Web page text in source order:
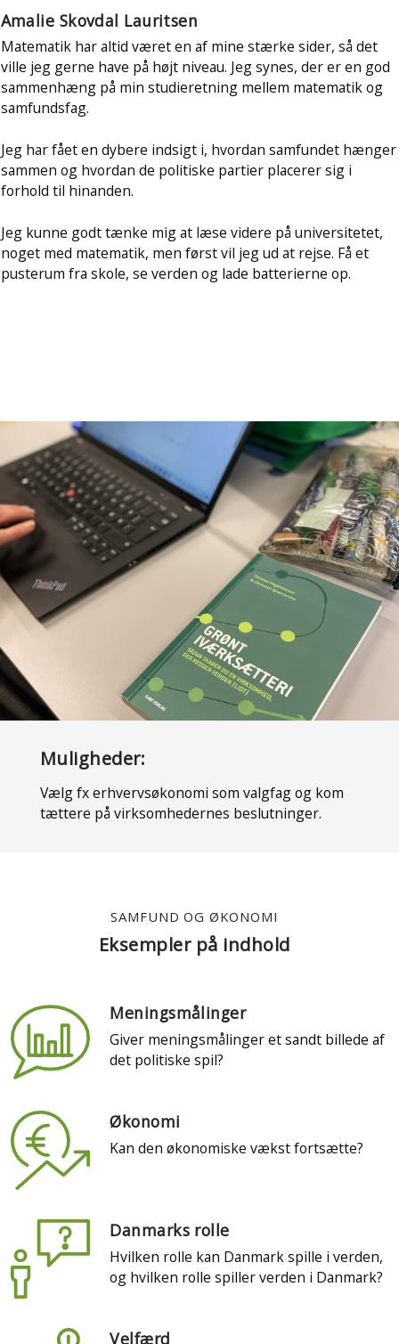
Amalie Skovdal Lauritsen
Matematik har altid været en af mine stærke sider, så det
ville jeg gerne have på højt niveau. Jeg synes, der er en god
sammenhæng på min studieretning mellem matematik og
samfundsfag.
Jeg har fået en dybere indsigt i, hvordan samfundet hænger
sammen og hvordan de politiske partier placerer sig i
forhold til hinanden.
Jeg kunne godt tænke mig at læse videre på universitetet,
noget med matematik, men først vil jeg ud at rejse. Få et
pusterum fra skole, se verden og lade batterierne op.
Muligheder:
Vælg fx erhvervsøkonomi som valgfag og kom
tættere på virksomhedernes beslutninger.
SAMFUND OG ØKONOMI
Eksempler på indhold
Meningsmålinger
Giver meningsmålinger et sandt billede af
det politiske spil?
Økonomi
Kan den økonomiske vækst fortsætte?
Danmarks rolle
Hvilken rolle kan Danmark spille i verden,
og hvilken rolle spiller verden i Danmark?
Velfærd